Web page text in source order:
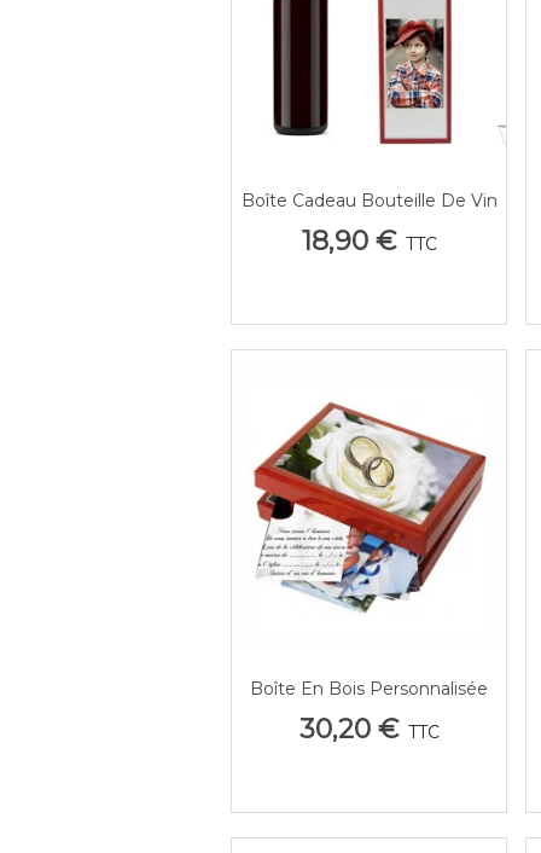
Aperçu Rapide
Boîte Cadeau Bouteille De Vin
En Bois Personnalisée Photo
& Texte - Événement
18,90 € TTC
Aperçu Rapide
Boîte En Bois Personnalisée
Photo Et Souvenirs
30,20 € TTC